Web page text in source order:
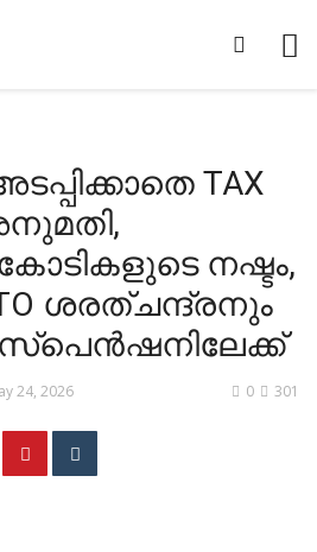
TAX
നഷ്ടം,
ശരത്ചന്ദ്രനും
24, 2026 301
0